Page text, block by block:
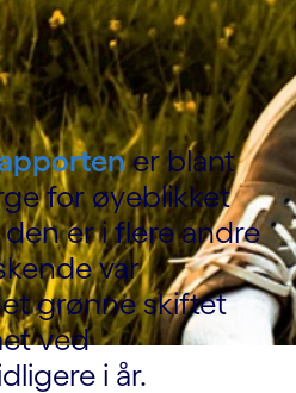
er blant
for øyeblikket
er i flere andre
var
grønne skiftet
ved
i år.